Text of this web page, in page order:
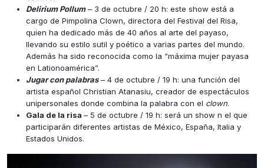
Delirium Pollum– 3 de octubre / 20 h: este show está a
cargo de Pimpolina Clown, directora del Festival del Risa,
quien ha dedicado más de 40 años al arte del payaso,
llevando su estilo sutil y poético a varias partes del mundo.
Además ha sido reconocida como la “máxima mujer payasa
en Lationoamérica”.
Jugar con palabras– 4 de octubre / 19 h: una función del
artista español Christian Atanasiu, creador de espectáculos
unipersonales donde combina la palabra con el clown.
Gala de la risa – 5 de octubre / 19 h: será un show n el que
participarán diferentes artistas de México, España, Italia y
Estados Unidos.